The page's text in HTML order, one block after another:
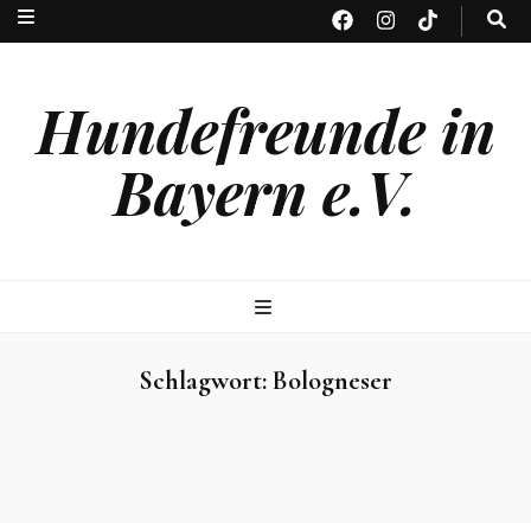
Hundefreunde in
Bayern e.V.
Schlagwort:Bologneser